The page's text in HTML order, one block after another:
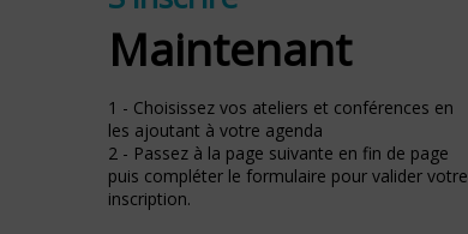
Maintenant
1 - Choisissez vos ateliers et conférences en
les ajoutant à votre agenda
2 - Passez à la page suivante en fin de page
puis compléter le formulaire pour valider votre
inscription.